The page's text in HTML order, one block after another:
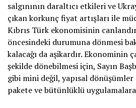
salgınının daraltıcı etkileri ve
çıkan korkunç fiyat artışları ile
Kıbrıs Türk ekonomisinin
öncesindeki durumuna dönmesi
kalacağı da aşikardır. Ekonominin
şekilde dönebilmesi için, Sayın
gibi mini değil, yapısal dönüşümler
pakete ve bütünlüklü